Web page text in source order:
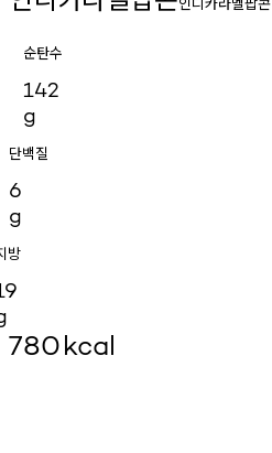
순탄수
142
g
단백질
6
g
방
780kcal